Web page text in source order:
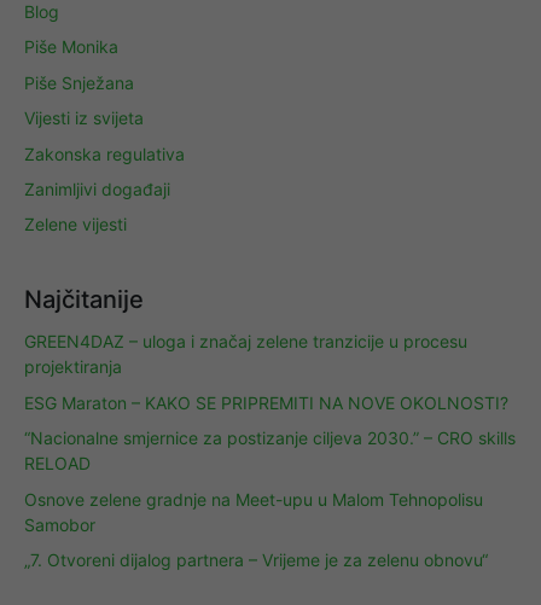
Blog
Piše Monika
Piše Snježana
Vijesti iz svijeta
Zakonska regulativa
Zanimljivi događaji
Zelene vijesti
Najčitanije
GREEN4DAZ – uloga i značaj zelene tranzicije u procesu
projektiranja
ESG Maraton – KAKO SE PRIPREMITI NA NOVE OKOLNOSTI?
“Nacionalne smjernice za postizanje ciljeva 2030.” – CRO skills
RELOAD
Osnove zelene gradnje na Meet-upu u Malom Tehnopolisu
Samobor
„7. Otvoreni dijalog partnera – Vrijeme je za zelenu obnovu“